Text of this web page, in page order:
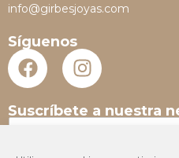
info@girbesjoyas.com
Síguenos
Suscríbete a nuestra
N